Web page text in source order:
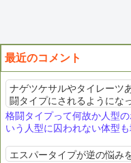
最近のコメント
ナゲツケサルやタイレーツ
闘タイプにされるようにな
格闘タイプって何故か人型
いう人型に囚われない体型
エスパータイプが逆の悩み